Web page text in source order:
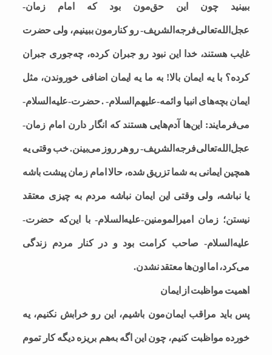
ببینید چون این حق‌مون بود که امام زمان-
عجل‌الله‌تعالی‌فرجه‌الشریف- رو کنارمون ببینیم، ولی حضرت
غایب هستند، خدا این نبود رو جبران کرده، چه‌جوری جبران
کرده؟ با یه ایمان بالا! به ما یه ایمان اضافی خوروندن، مثل
ایمان بچه‌های انبیا و ائمه-علیهم‌السلام- . حضرت-علیه‌السلام-
می‌فرمایند: این‌ها آدم‌هایی هستند که انگار دارن امام زمان-
عجل‌الله‌تعالی‌فرجه‌الشریف- رو هر روز می‌بینن. خب وقتی یه
همچین ایمانی به شما تزریق شده، حالا امام زمان پیشت باشه
یا نباشه، ولی وقتی این ایمان نباشه مردم به چیزی معتقد
نیستن؛ زمان امیرالمومنین-علیه‌السلام- با این‌که حضرت-
علیه‌السلام- صاحب کرامت بود و در کنار مردم زندگی
می‌کرد، اما اون‌ها معتقد نشدن‌.
اهمیت مواظبت از ایمان
پس باید مراقب ایما‌ن‌مون باشیم، این رو خرابش نکنیم، یه
خورده مواظبت کنیم، چون این اگه به‌هم بریزه دیگه کار تموم